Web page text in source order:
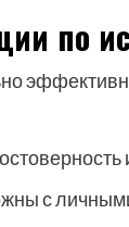
по
с